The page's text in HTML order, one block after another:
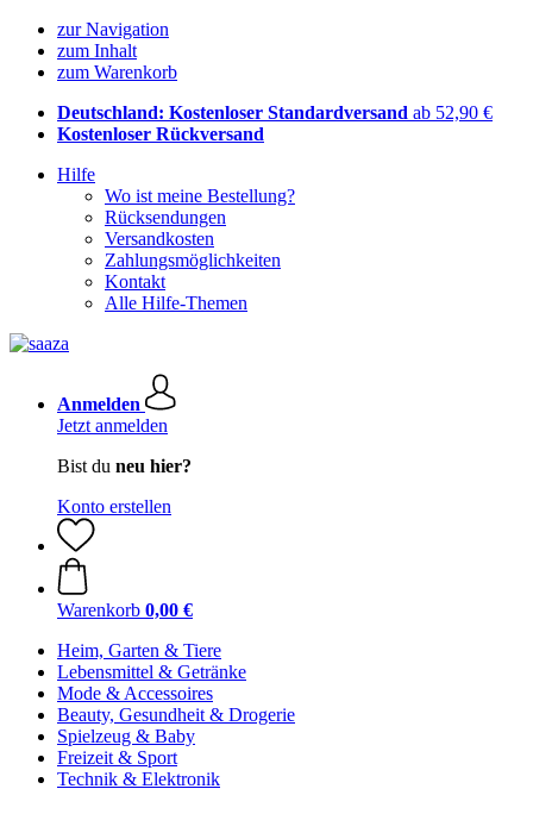
zur Navigation
zum Inhalt
zum Warenkorb
Deutschland: Kostenloser Standardversand ab 52,90 €
Kostenloser Rückversand
Hilfe
Wo ist meine Bestellung?
Rücksendungen
Versandkosten
Zahlungsmöglichkeiten
Kontakt
Alle Hilfe-Themen
Anmelden
Jetzt anmelden
Bist du neu hier?
Konto erstellen
Warenkorb 0,00 €
Heim, Garten & Tiere
Lebensmittel & Getränke
Mode & Accessoires
Beauty, Gesundheit & Drogerie
Spielzeug & Baby
Freizeit & Sport
Technik & Elektronik